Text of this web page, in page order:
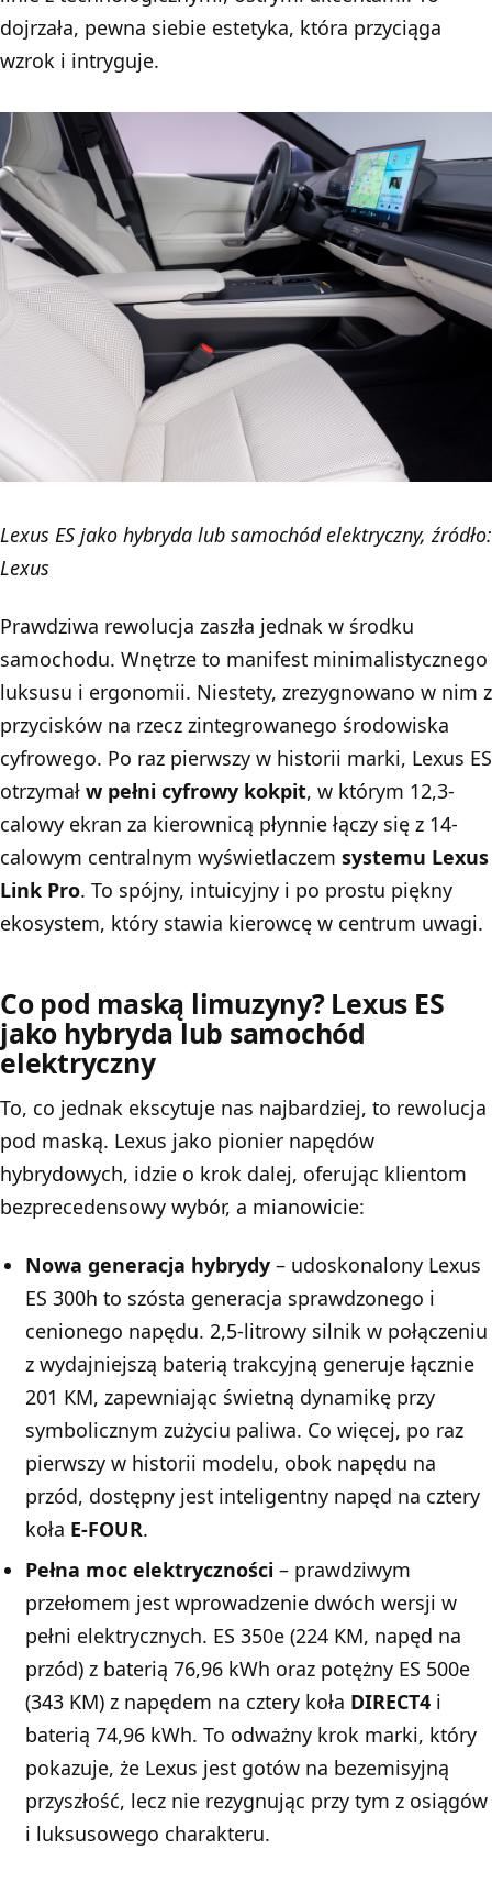
dojrzała, pewna siebie estetyka, która przyciąga
wzrok i intryguje.
Lexus ES jako hybryda lub samochód elektryczny, źródło:
Lexus
Prawdziwa rewolucja zaszła jednak w środku
samochodu. Wnętrze to manifest minimalistycznego
luksusu i ergonomii. Niestety, zrezygnowano w nim z
przycisków na rzecz zintegrowanego środowiska
cyfrowego. Po raz pierwszy w historii marki, Lexus ES
otrzymał w pełni cyfrowy kokpit, w którym 12,3-
calowy ekran za kierownicą płynnie łączy się z 14-
calowym centralnym wyświetlaczem systemu Lexus
Link Pro. To spójny, intuicyjny i po prostu piękny
ekosystem, który stawia kierowcę w centrum uwagi.
Co pod maską limuzyny? Lexus ES
jako hybryda lub samochód
elektryczny
To, co jednak ekscytuje nas najbardziej, to rewolucja
pod maską. Lexus jako pionier napędów
hybrydowych, idzie o krok dalej, oferując klientom
bezprecedensowy wybór, a mianowicie:
Nowa generacja hybrydy – udoskonalony Lexus
ES 300h to szósta generacja sprawdzonego i
cenionego napędu. 2,5-litrowy silnik w połączeniu
z wydajniejszą baterią trakcyjną generuje łącznie
201 KM, zapewniając świetną dynamikę przy
symbolicznym zużyciu paliwa. Co więcej, po raz
pierwszy w historii modelu, obok napędu na
przód, dostępny jest inteligentny napęd na cztery
koła E-FOUR.
Pełna moc elektryczności – prawdziwym
przełomem jest wprowadzenie dwóch wersji w
pełni elektrycznych. ES 350e (224 KM, napęd na
przód) z baterią 76,96 kWh oraz potężny ES 500e
(343 KM) z napędem na cztery koła DIRECT4 i
baterią 74,96 kWh. To odważny krok marki, który
pokazuje, że Lexus jest gotów na bezemisyjną
przyszłość, lecz nie rezygnując przy tym z osiągów
i luksusowego charakteru.